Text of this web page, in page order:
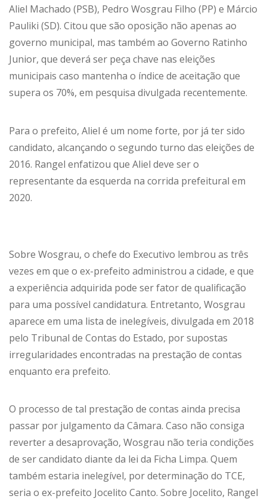
Aliel Machado (PSB), Pedro Wosgrau Filho (PP) e Márcio
Pauliki (SD). Citou que são oposição não apenas ao
governo municipal, mas também ao Governo Ratinho
Junior, que deverá ser peça chave nas eleições
municipais caso mantenha o índice de aceitação que
supera os 70%, em pesquisa divulgada recentemente.
Para o prefeito, Aliel é um nome forte, por já ter sido
candidato, alcançando o segundo turno das eleições de
2016. Rangel enfatizou que Aliel deve ser o
representante da esquerda na corrida prefeitural em
2020.
Sobre Wosgrau, o chefe do Executivo lembrou as três
vezes em que o ex-prefeito administrou a cidade, e que
a experiência adquirida pode ser fator de qualificação
para uma possível candidatura. Entretanto, Wosgrau
aparece em uma lista de inelegíveis, divulgada em 2018
pelo Tribunal de Contas do Estado, por supostas
irregularidades encontradas na prestação de contas
enquanto era prefeito.
O processo de tal prestação de contas ainda precisa
passar por julgamento da Câmara. Caso não consiga
reverter a desaprovação, Wosgrau não teria condições
de ser candidato diante da lei da Ficha Limpa. Quem
também estaria inelegível, por determinação do TCE,
seria o ex-prefeito Jocelito Canto. Sobre Jocelito, Rangel